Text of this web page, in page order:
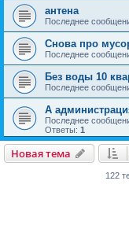
антена
Последнее
Снова про
Последнее
Без воды 10
Последнее
А
Последнее
Ответы: 1
Новая тема
122